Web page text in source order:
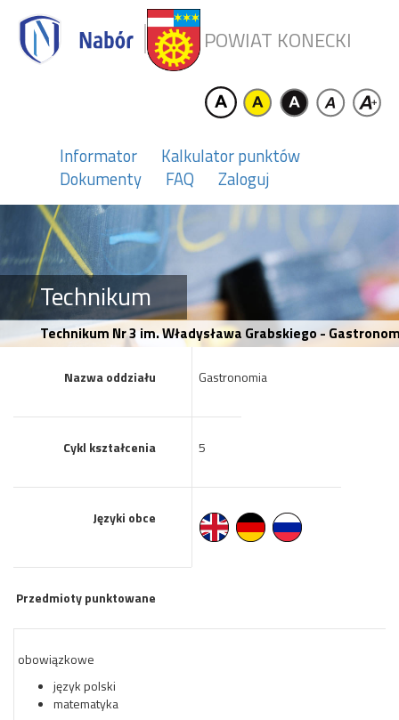
POWIAT KONECKI
Informator
Kalkulator punktów
Dokumenty
FAQ Zaloguj
Technikum
Technikum Nr 3 im. Władysława Grabskiego -
Nazwa oddziału Gastronomia
Cykl kształcenia 5
Języki obce
Przedmioty punktowane
obowiązkowe
język polski
matematyka